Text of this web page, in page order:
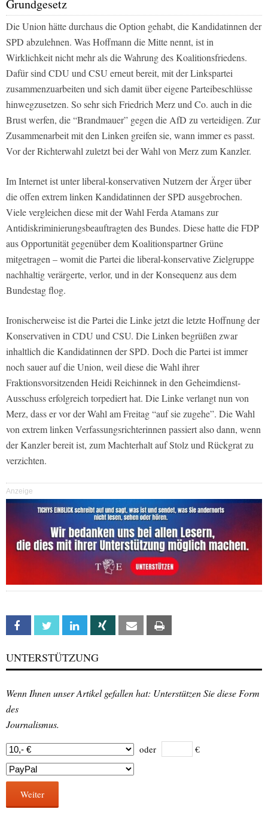
Grundgesetz
Die Union hätte durchaus die Option gehabt, die Kandidatinnen der
SPD abzulehnen. Was Hoffmann die Mitte nennt, ist in
Wirklichkeit nicht mehr als die Wahrung des Koalitionsfriedens.
Dafür sind CDU und CSU erneut bereit, mit der Linkspartei
zusammenzuarbeiten und sich damit über eigene Parteibeschlüsse
hinwegzusetzen. So sehr sich Friedrich Merz und Co. auch in die
Brust werfen, die “Brandmauer” gegen die AfD zu verteidigen. Zur
Zusammenarbeit mit den Linken greifen sie, wann immer es passt.
Vor der Richterwahl zuletzt bei der Wahl von Merz zum Kanzler.
Im Internet ist unter liberal-konservativen Nutzern der Ärger über
die offen extrem linken Kandidatinnen der SPD ausgebrochen.
Viele vergleichen diese mit der Wahl Ferda Atamans zur
Antidiskriminierungsbeauftragten des Bundes. Diese hatte die FDP
aus Opportunität gegenüber dem Koalitionspartner Grüne
mitgetragen – womit die Partei die liberal-konservative Zielgruppe
nachhaltig verärgerte, verlor, und in der Konsequenz aus dem
Bundestag flog.
Ironischerweise ist die Partei die Linke jetzt die letzte Hoffnung der
Konservativen in CDU und CSU. Die Linken begrüßen zwar
inhaltlich die Kandidatinnen der SPD. Doch die Partei ist immer
noch sauer auf die Union, weil diese die Wahl ihrer
Fraktionsvorsitzenden Heidi Reichinnek in den Geheimdienst-
Ausschuss erfolgreich torpediert hat. Die Linke verlangt nun von
Merz, dass er vor der Wahl am Freitag “auf sie zugehe”. Die Wahl
von extrem linken Verfassungsrichterinnen passiert also dann, wenn
der Kanzler bereit ist, zum Machterhalt auf Stolz und Rückgrat zu
verzichten.
Anzeige
Facebook Twitter Linkedin Xing Email
UNTERSTÜTZUNG
Wenn Ihnen unser Artikel gefallen hat: Unterstützen Sie diese Form
des
Journalismus.
oder €
Weiter